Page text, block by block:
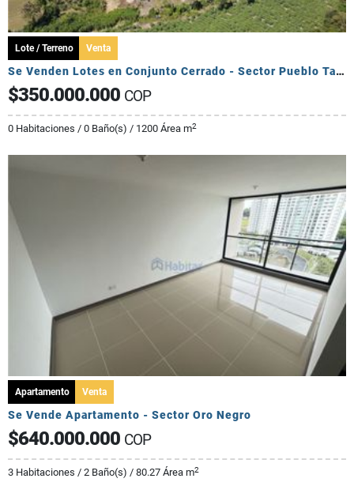
Lote / Terreno Venta
Se Venden Lotes en Conjunto Cerrado - Sector Pueblo Tapado
$350.000.000 COP
0 Habitaciones / 0 Baño(s) / 1200 Área m2
Apartamento Venta
Se Vende Apartamento - Sector Oro Negro
$640.000.000 COP
3 Habitaciones / 2 Baño(s) / 80.27 Área m2